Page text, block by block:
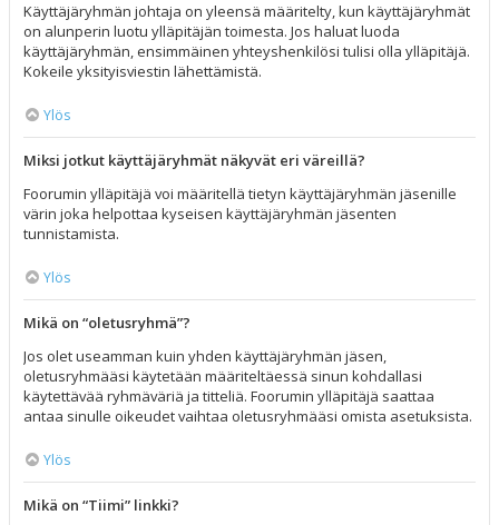
Käyttäjäryhmän johtaja on yleensä määritelty, kun käyttäjäryhmät
on alunperin luotu ylläpitäjän toimesta. Jos haluat luoda
käyttäjäryhmän, ensimmäinen yhteyshenkilösi tulisi olla ylläpitäjä.
Kokeile yksityisviestin lähettämistä.
Ylös
Miksi jotkut käyttäjäryhmät näkyvät eri väreillä?
Foorumin ylläpitäjä voi määritellä tietyn käyttäjäryhmän jäsenille
värin joka helpottaa kyseisen käyttäjäryhmän jäsenten
tunnistamista.
Ylös
Mikä on “oletusryhmä”?
Jos olet useamman kuin yhden käyttäjäryhmän jäsen,
oletusryhmääsi käytetään määriteltäessä sinun kohdallasi
käytettävää ryhmäväriä ja titteliä. Foorumin ylläpitäjä saattaa
antaa sinulle oikeudet vaihtaa oletusryhmääsi omista asetuksista.
Ylös
Mikä on “Tiimi” linkki?